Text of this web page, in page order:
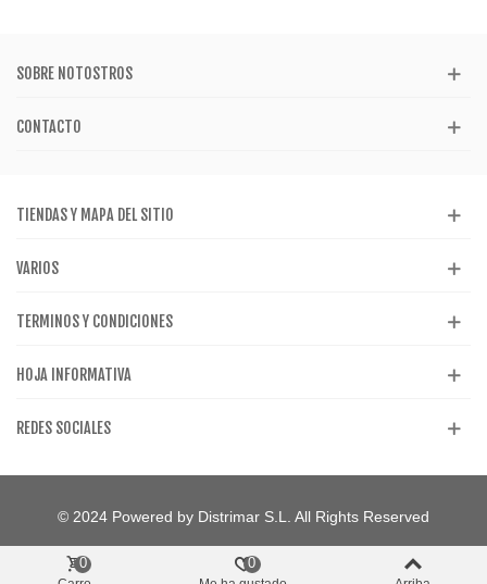
SOBRE NOTOSTROS
CONTACTO
TIENDAS Y MAPA DEL SITIO
VARIOS
TERMINOS Y CONDICIONES
HOJA INFORMATIVA
REDES SOCIALES
© 2024 Powered by Distrimar S.L. All Rights Reserved
0 0